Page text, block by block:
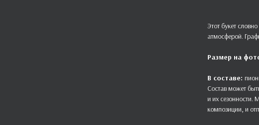
Этот букет
атмосферой.
Размер на
В составе:
Состав может
и их сезонности.
композиции, и